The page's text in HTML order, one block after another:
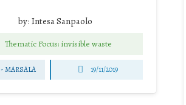
by: Intesa Sanpaolo
Thematic Focus: invisible waste
-MARSALA 19/11/2019